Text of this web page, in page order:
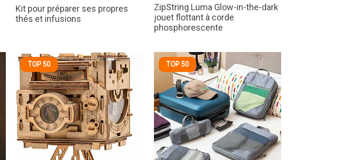
Kit pour préparer ses propres
thés et infusions
ZipString Luma Glow-in-the-dark
jouet flottant à corde
phosphorescente
TOP 50 TOP 50